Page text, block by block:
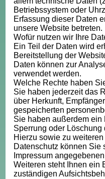
Betriebssystem oder
Erfassung dieser Daten
unsere Website betreten.
Wofür nutzen wir Ihre
Ein Teil der Daten wird
Bereitstellung der
Daten können zur
verwendet werden.
Welche Rechte haben
Sie haben jederzeit das
über Herkunft,
gespeicherten
Sie haben außerdem ein
Sperrung oder
Hierzu sowie zu
Datenschutz können Sie
Impressum
Weiteren steht Ihnen ein
zuständigen